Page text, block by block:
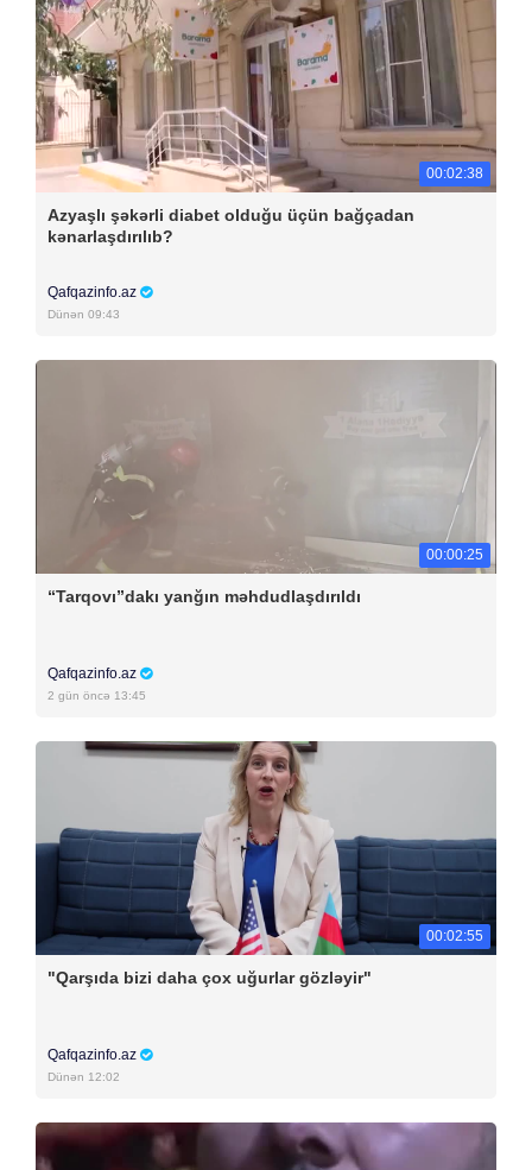
00:02:38
Azyaşlı şəkərli diabet olduğu üçün bağçadan
kənarlaşdırılıb?
Qafqazinfo.az
Dünən 09:43
00:00:25
“Tarqovı”dakı yanğın məhdudlaşdırıldı
Qafqazinfo.az
2 gün öncə 13:45
00:02:55
"Qarşıda bizi daha çox uğurlar gözləyir"
Qafqazinfo.az
Dünən 12:02